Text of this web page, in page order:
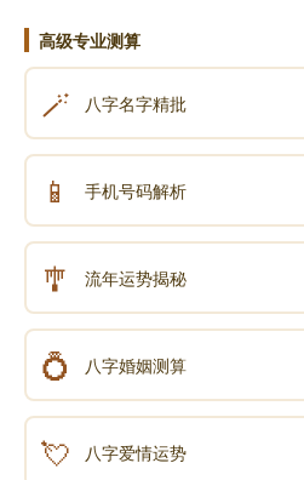
如果胃出现问题的时候，
果这个人胃阳本来就不足，过
寒，胃寒的时候人是睡不好觉
多，胃隐隐作寒，肯定是睡不
的都是热气，像这种情况也睡
干舌燥，胃里感觉到燥;还有
鲜、吃鱼、吃炖鸡，味道好鲜
释它，也睡不好觉;再一个腹
睡不着;再一个是胃气太虚，
睡觉时要肢暖，因为四肢
高级专业测算
🪄 八字名字精批
📱 手机号码解析
🎐 流年运势揭秘
💍 八字婚姻测算
💘 八字爱情运势